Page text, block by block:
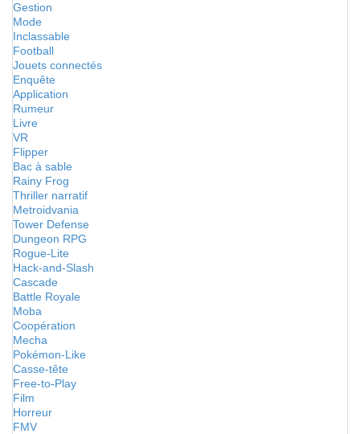
Gestion
Mode
Inclassable
Football
Jouets connectés
Enquête
Application
Rumeur
Livre
VR
Flipper
Bac à sable
Rainy Frog
Thriller narratif
Metroidvania
Tower Defense
Dungeon RPG
Rogue-Lite
Hack-and-Slash
Cascade
Battle Royale
Moba
Coopération
Mecha
Pokémon-Like
Casse-tête
Free-to-Play
Film
Horreur
FMV